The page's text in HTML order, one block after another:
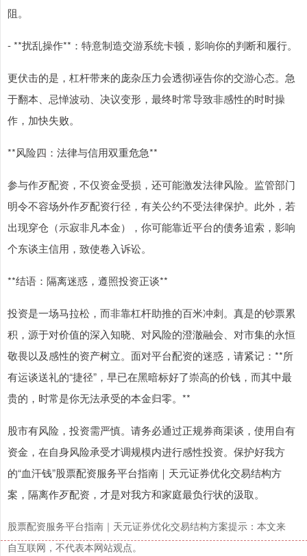
阻。
- **扰乱操作**：特意制造交游系统卡顿，影响你的判断和履行。
更伏击的是，杠杆带来的庞杂压力会透彻诬告你的交游心态。急
于翻本、忌惮波动、决议变形，最终时常导致非感性的时时操
作，加快失败。
**风险四：法律与信用双重危急**
参与作歹配资，不仅资金受损，还可能激发法律风险。监管部门
明令不容场外作歹配资行径，有关公约不受法律保护。此外，若
出现穿仓（示寂非凡本金），你可能靠近平台的债务追索，影响
个东谈主信用，致使卷入诉讼。
**结语：隔离迷惑，遵照投资正谈**
投资是一场马拉松，而非靠杠杆助推的百米冲刺。真是的钞票累
积，源于对价值的深入知晓、对风险的澄澈融会、对市集的永恒
敬畏以及感性的资产树立。面对平台配资的迷惑，请紧记：**所
有运谈送礼的“捷径”，早已在黑暗标好了崇高的价钱，而其中最
贵的，时常是你无法承受的本金归零。**
股市有风险，投资需严慎。请务必通过正规券商渠谈，使用自有
资金，在自身风险承受才调规模内进行感性投资。保护好我方
的“血汗钱”股票配资服务平台指南｜天元证券优化交易结构方
案，隔离作歹配资，才是对我方和家庭最负行状的汲取。
股票配资服务平台指南｜天元证券优化交易结构方案提示：本文来
自互联网，不代表本网站观点。